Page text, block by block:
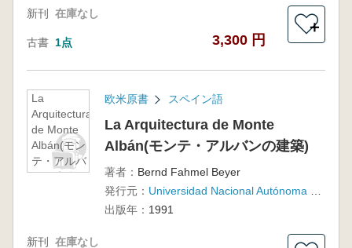
新刊 在庫なし
古書 1点 3,300 円
＋
La
Arquitectura
de Monte
Albán(モン
テ・アルバ
ンの建築)
欧米原書 スペイン語
La Arquitectura de Monte
Albán(モンテ・アルバンの建築)
著者： Bernd Fahmel Beyer
発行元：
出版年： 1991
新刊 在庫なし